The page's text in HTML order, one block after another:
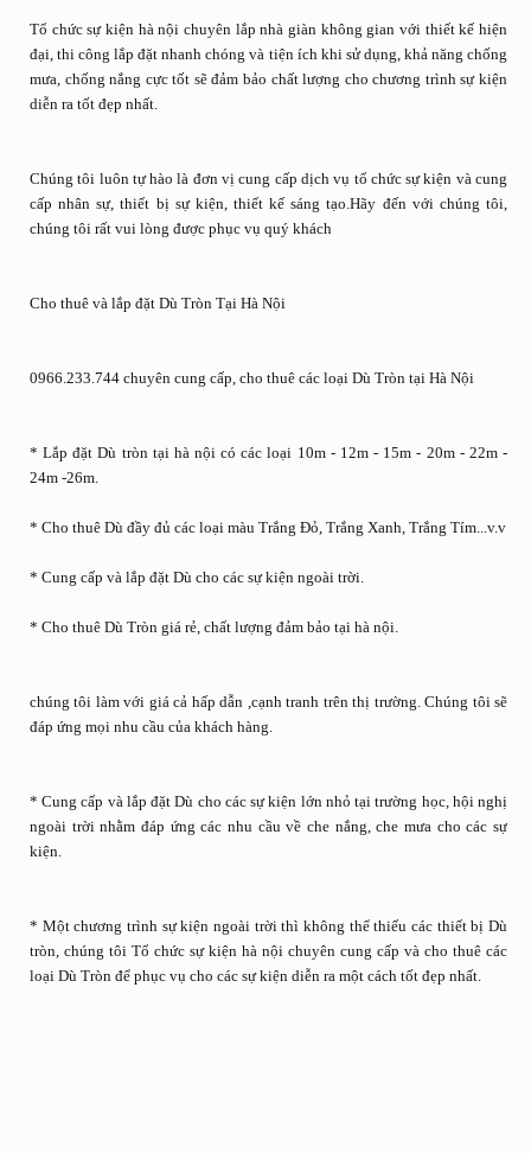
Tổ chức sự kiện hà nội chuyên lắp nhà giàn không gian với thiết kế hiện
đại, thi công lắp đặt nhanh chóng và tiện ích khi sử dụng, khả năng chống
mưa, chống nắng cực tốt sẽ đảm bảo chất lượng cho chương trình sự kiện
diễn ra tốt đẹp nhất.
Chúng tôi luôn tự hào là đơn vị cung cấp dịch vụ tổ chức sự kiện và cung
cấp nhân sự, thiết bị sự kiện, thiết kế sáng tạo.Hãy đến với chúng tôi,
chúng tôi rất vui lòng được phục vụ quý khách
Cho thuê và lắp đặt Dù Tròn Tại Hà Nội
0966.233.744 chuyên cung cấp, cho thuê các loại Dù Tròn tại Hà Nội
* Lắp đặt Dù tròn tại hà nội có các loại 10m - 12m - 15m - 20m - 22m -
24m -26m.
* Cho thuê Dù đầy đủ các loại màu Trắng Đỏ, Trắng Xanh, Trắng Tím...v.v
* Cung cấp và lắp đặt Dù cho các sự kiện ngoài trời.
* Cho thuê Dù Tròn giá rẻ, chất lượng đảm bảo tại hà nội.
chúng tôi làm với giá cả hấp dẫn ,cạnh tranh trên thị trường. Chúng tôi sẽ
đáp ứng mọi nhu cầu của khách hàng.
* Cung cấp và lắp đặt Dù cho các sự kiện lớn nhỏ tại trường học, hội nghị
ngoài trời nhằm đáp ứng các nhu cầu về che nắng, che mưa cho các sự
kiện.
* Một chương trình sự kiện ngoài trời thì không thể thiếu các thiết bị Dù
tròn, chúng tôi Tổ chức sự kiện hà nội chuyên cung cấp và cho thuê các
loại Dù Tròn để phục vụ cho các sự kiện diễn ra một cách tốt đẹp nhất.